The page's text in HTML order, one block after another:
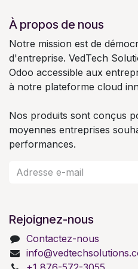
À propos de nous
Notre mission est de
d'entreprise. VedTech
Odoo accessible aux
à notre plateforme cloud
Nos produits sont conçus
moyennes entreprises
performances.
Rejoignez-nous
Contactez-nous